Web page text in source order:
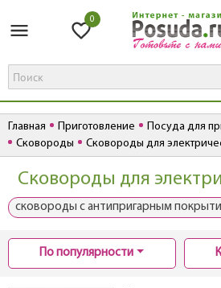
0
Главная Приготовление
Посуда для
Сковороды
Сковороды для
Сковороды для
сковороды с антипригарным
По популярности